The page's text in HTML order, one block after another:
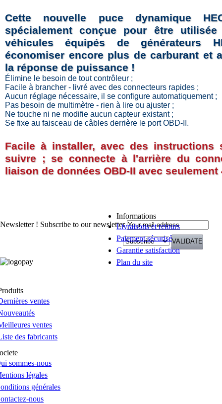
Cette nouvelle puce dynamique
spécialement conçue pour être
véhicules équipés de générateurs
économiser encore plus de carburant et
la réponse de puissance !
Élimine le besoin de tout contrôleur ;
Facile à brancher - livré avec des connecteurs rapides ;
Aucun réglage nécessaire, il se configure automatiquement ;
Pas besoin de multimètre - rien à lire ou ajuster ;
Ne touche ni ne modifie aucun capteur existant ;
Se fixe au faisceau de câbles derrière le port OBD-II.
Facile à installer, avec des instructions
suivre ; se connecte à l'arrière du
liaison de données OBD-II avec seulement
Newsletter ! Subscribe to our newsletter
Informations
Livraisons et retours
Paiement sécurisé
Garantie satisfaction
Plan du site
ventes
ventes
des fabricants
sommes-nous
légales
générales
nous